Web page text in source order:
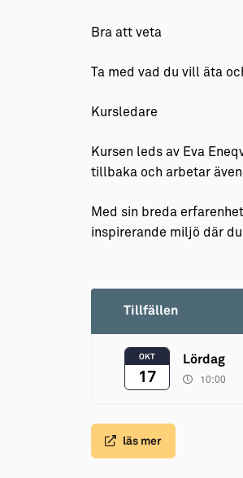
Bra att veta
Ta med vad du vill äta
Kursledare
Kursen leds av Eva
tillbaka och arbetar
Med sin breda
inspirerande miljö där
Tillfällen
OKT
17
Lördag
10:00
läs mer